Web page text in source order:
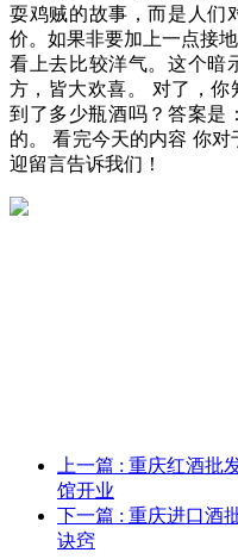
耍鸡贼的故事，而是人们
价。如果非要加上一点接
看上去比较洋气。这个暗
方，皆大欢喜。 对了，
到了多少瓶酒吗？答案是
的。 看完今天的内容 你
迎留言告诉我们！
上一篇 : 重庆红酒批
馆开业
下一篇 : 重庆进口酒
诀窍